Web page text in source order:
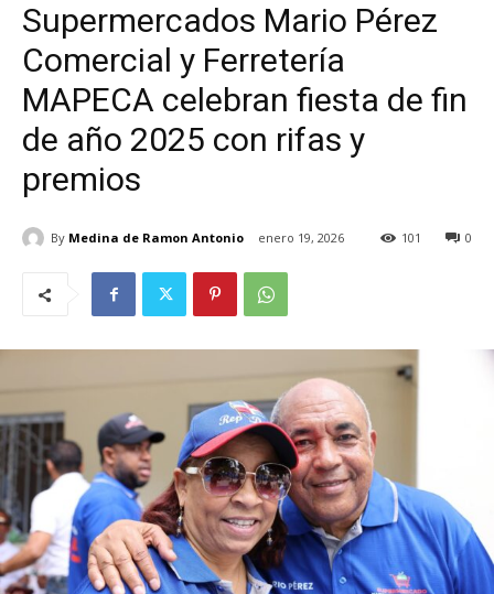
Supermercados Mario Pérez
Comercial y Ferretería
MAPECA celebran fiesta de fin
de año 2025 con rifas y
premios
By Medina de Ramon Antonio enero 19, 2026 0
101